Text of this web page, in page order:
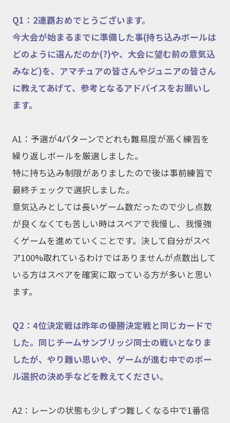
Q1：2連覇おめでとうございます。
今大会が始まるまでに準備した事(持ち込みボールは
どのように選んだのか(?)や、大会に望む前の意気込
みなど)を、アマチュアの皆さんやジュニアの皆さん
に教えてあげて、参考となるアドバイスをお願いし
ます。
A1：予選が4パターンでどれも難易度が高く練習を
繰り返しボールを厳選しました。
特に持ち込み制限がありましたので後は事前練習で
最終チェックで選択しました。
意気込みとしては長いゲーム数だったので少し点数
が良くなくても苦しい時はスペアで我慢し、我慢強
くゲームを進めていくことです。決して自分がスペ
ア100%取れているわけではありませんが点数出して
いる方はスペアを確実に取っている方が多いと思い
ます。
Q2： 4位決定戦は昨年の優勝決定戦と同じカードで
した。同じチームサンブリッジ同士の戦いとなりま
したが、やり難い思いや、ゲームが進む中でのボー
ル選択の決め手などを教えてください。
A2：レーンの状態も少しずつ難しくなる中で1番信